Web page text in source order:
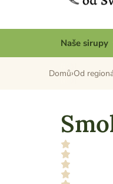
Naše sirupy
Domů Od